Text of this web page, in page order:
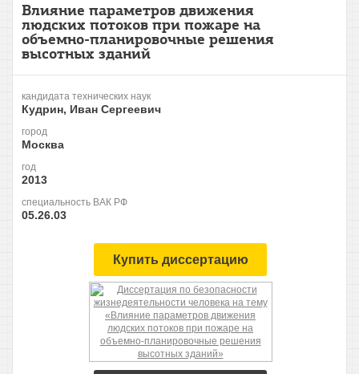
Влияние параметров движения
людских потоков при пожаре на
объемно-планировочные решения
высотных зданий
кандидата технических наук
Кудрин, Иван Сергеевич
город
Москва
год
2013
специальность ВАК РФ
05.26.03
Купить диссертацию